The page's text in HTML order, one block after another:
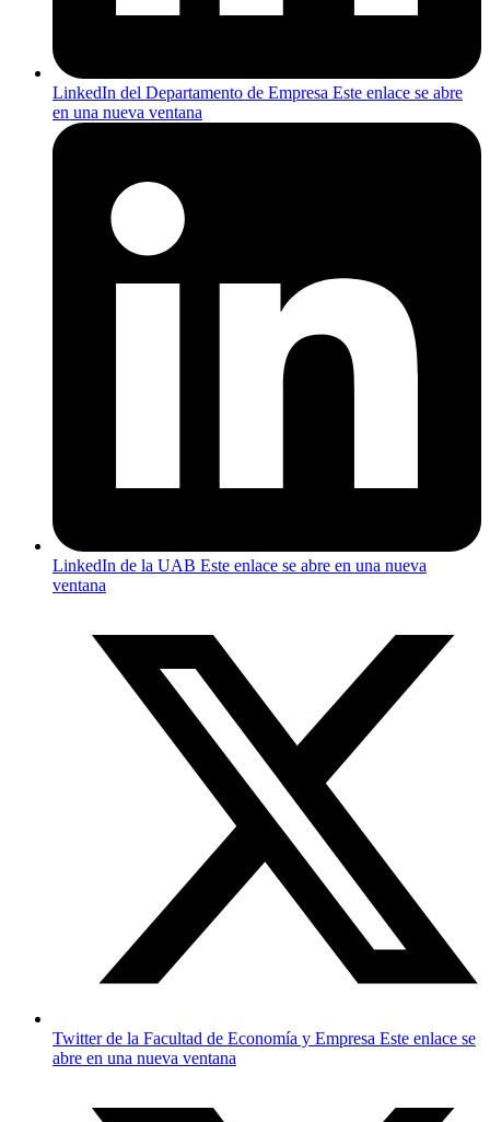
LinkedIn del Departamento de Empresa Este enlace se abre
en una nueva ventana
LinkedIn de la UAB Este enlace se abre en una nueva
ventana
Twitter de la Facultad de Economía y Empresa Este enlace se
abre en una nueva ventana